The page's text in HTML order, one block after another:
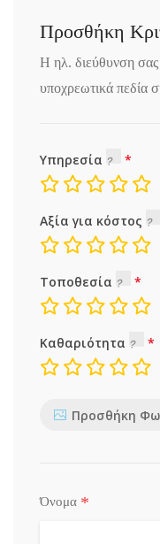
Προσθήκη
Η ηλ. διεύθυνση σας
υποχρεωτικά πεδία
Υπηρεσία
Αξία για κόστος
Τοποθεσία
Καθαριότητα
Προσθήκη
Όνομα *